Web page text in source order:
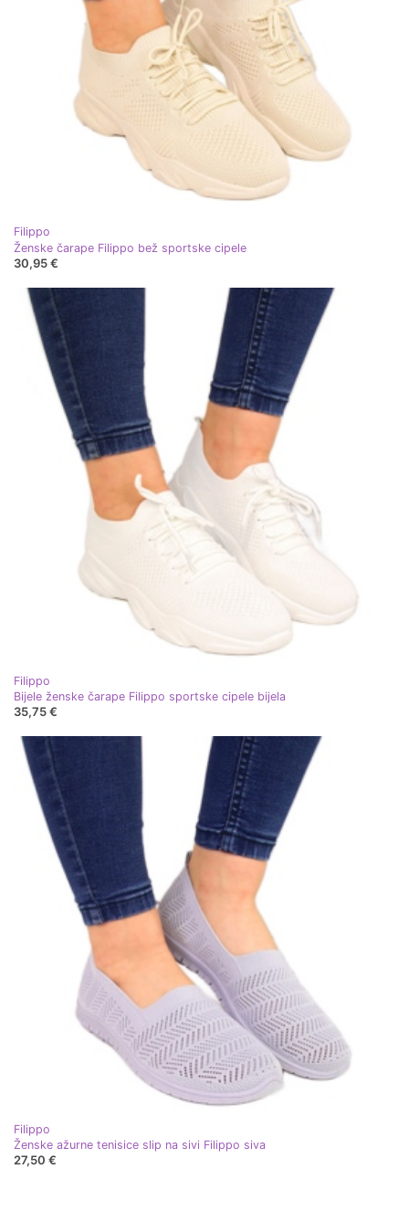
Filippo
Ženske čarape Filippo bež sportske cipele
30,95 €
Filippo
Bijele ženske čarape Filippo sportske cipele bijela
35,75 €
Filippo
Ženske ažurne tenisice slip na sivi Filippo siva
27,50 €